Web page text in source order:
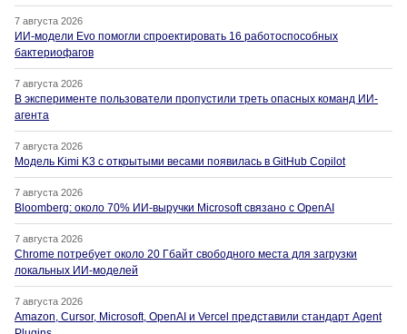
7 августа 2026
ИИ-модели Evo помогли спроектировать 16 работоспособных
бактериофагов
7 августа 2026
В эксперименте пользователи пропустили треть опасных команд ИИ-
агента
7 августа 2026
Модель Kimi K3 с открытыми весами появилась в GitHub Copilot
7 августа 2026
Bloomberg: около 70% ИИ-выручки Microsoft связано с OpenAI
7 августа 2026
Chrome потребует около 20 Гбайт свободного места для загрузки
локальных ИИ-моделей
7 августа 2026
Amazon, Cursor, Microsoft, OpenAI и Vercel представили стандарт Agent